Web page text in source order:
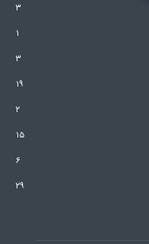
۳
۱
۳
۱۹
۲
۱۵
۶
۲۹